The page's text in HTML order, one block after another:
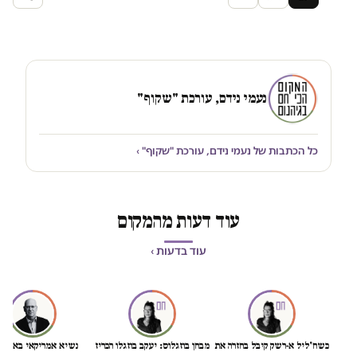
נעמי נידם, עורכת "שקוף"
כל הכתבות של נעמי נידם, עורכת "שקוף" ›
עוד דעות מהמקום
עוד בדעות ›
כשח'ליל א-רשק קיבל בחזרה את מבחן בוזגלוס: יעקב בוזגלו הכריז
נשיא אמריקאי באמת